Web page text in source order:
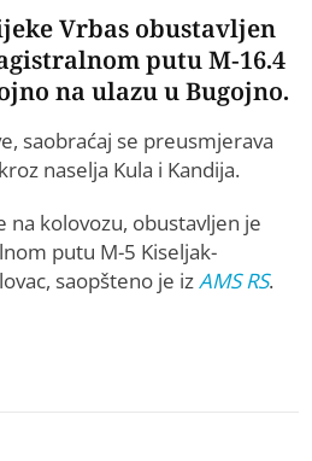
Vrbas obustavljen
putu M-16.4
na ulazu u Bugojno.
saobraćaj se preusmjerava
naselja Kula i Kandija.
na kolovozu, obustavljen je
putu M-5 Kiseljak-
saopšteno je izAMS RS.